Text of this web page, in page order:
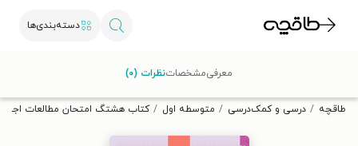
دسته‌بندی‌ها
تخفیف از طاقچه دریافت کن.
طاقچه درسی و کمک‌درسی متوسطه اول کتاب هشتگ امتحان مطالعات
معرفیمشخصاتنظرات (۰)